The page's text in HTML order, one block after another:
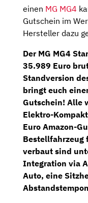
einen MG MG4
Gutschein im
Hersteller dazu
Der MG MG4
35.989 Euro
Standversion
bringt euch
Gutschein! Alle
Elektro-
Euro Amazon-
Bestellfahrzeug
verbaut sind
Integration via
Auto, eine